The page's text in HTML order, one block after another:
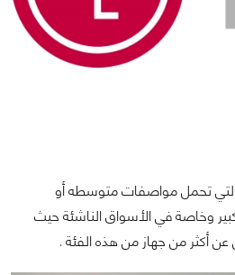
تحمل مواصفات متوسطه أو
وخاصة في الأسواق الناشئة حيث
أكثر من جهاز من هذه الفئة .